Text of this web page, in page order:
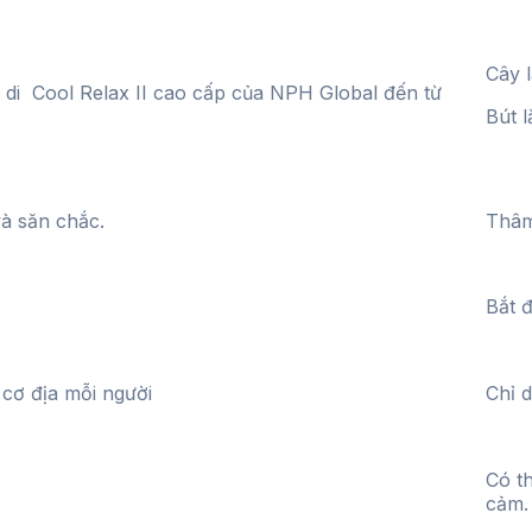
Cool Relax II cao cấp của NPH Global đến từ
Cây
Bút
săn chắc.
Bắt
địa mỗi người Chỉ
Có
cảm.